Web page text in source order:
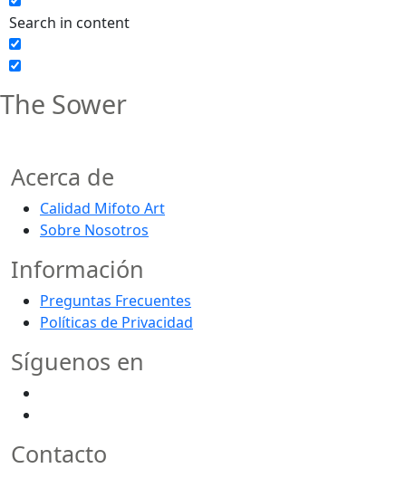
Search in content
The Sower
Acerca de
Calidad Mifoto Art
Sobre Nosotros
Información
Preguntas Frecuentes
Políticas de Privacidad
Síguenos en
Contacto